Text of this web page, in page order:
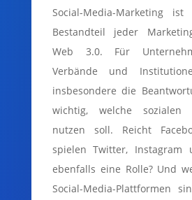
Social-Media-Marketing
Bestandteil jeder
Web 3.0. Für
Verbände und
insbesondere die
wichtig, welche sozialen
nutzen soll. Reicht
spielen Twitter, Instagram
ebenfalls eine Rolle? Und
Social-Media-Plattformen